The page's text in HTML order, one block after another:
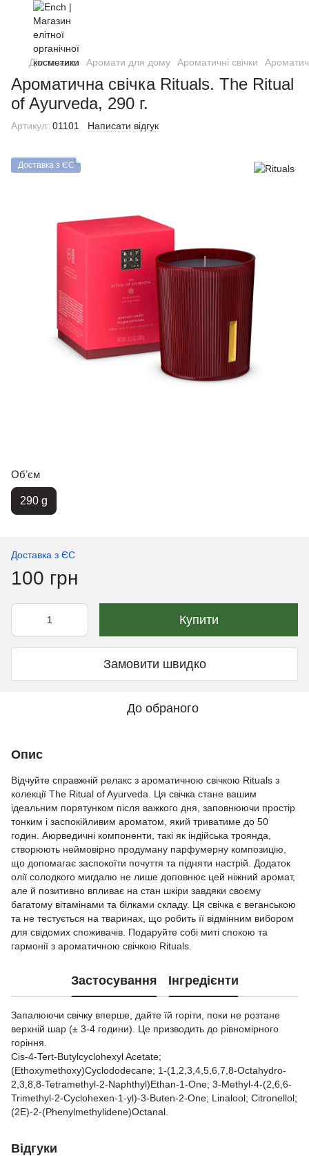
Дім та авто Аромати для дому Ароматичні свічки
Ароматична свічка Rituals. The Ritual
of Ayurveda, 290 г.
Артикул: 01101 Написати відгук
Доставка з ЄС
Обʼєм
290 g
Доставка з ЄС
100 грн
Купити
Замовити швидко
До обраного
Опис
Відчуйте справжній релакс з ароматичною свічкою Rituals з
колекції The Ritual of Ayurveda. Ця свічка стане вашим
ідеальним порятунком після важкого дня, заповнюючи простір
тонким і заспокійливим ароматом, який триватиме до 50
годин. Аюрведичні компоненти, такі як індійська троянда,
створюють неймовірно продуману парфумерну композицію,
що допомагає заспокоїти почуття та підняти настрій. Додаток
олії солодкого мигдалю не лише доповнює цей ніжний аромат,
але й позитивно впливає на стан шкіри завдяки своєму
багатому вітамінами та білками складу. Ця свічка є веганською
та не тестується на тваринах, що робить її відмінним вибором
для свідомих споживачів. Подаруйте собі миті спокою та
гармонії з ароматичною свічкою Rituals.
Застосування Інгредієнти
Запалюючи свічку вперше, дайте їй горіти, поки не розтане
верхній шар (± 3-4 години). Це призводить до рівномірного
горіння.
Cis-4-Tert-Butylcyclohexyl Acetate;
(Ethoxymethoxy)Cyclododecane; 1-(1,2,3,4,5,6,7,8-Octahydro-
2,3,8,8-Tetramethyl-2-Naphthyl)Ethan-1-One; 3-Methyl-4-(2,6,6-
Trimethyl-2-Cyclohexen-1-yl)-3-Buten-2-One; Linalool; Citronellol;
(2E)-2-(Phenylmethylidene)Octanal.
Відгуки